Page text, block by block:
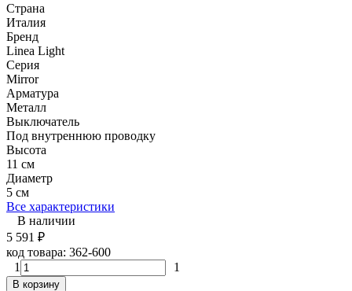
Страна
Италия
Бренд
Linea Light
Серия
Mirror
Арматура
Металл
Выключатель
Под внутреннюю проводку
Высота
11 см
Диаметр
5 см
Все характеристики
В наличии
5 591 ₽
код товара: 362-600
1
1
В корзину